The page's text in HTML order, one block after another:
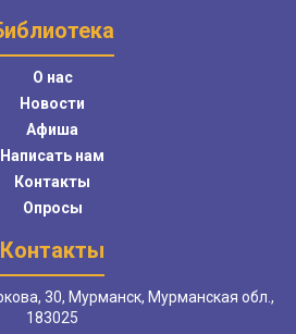
О нас
Новости
Афиша
Написать нам
Контакты
Опросы
Контакты
30, Мурманск, Мурманская обл.,
183025